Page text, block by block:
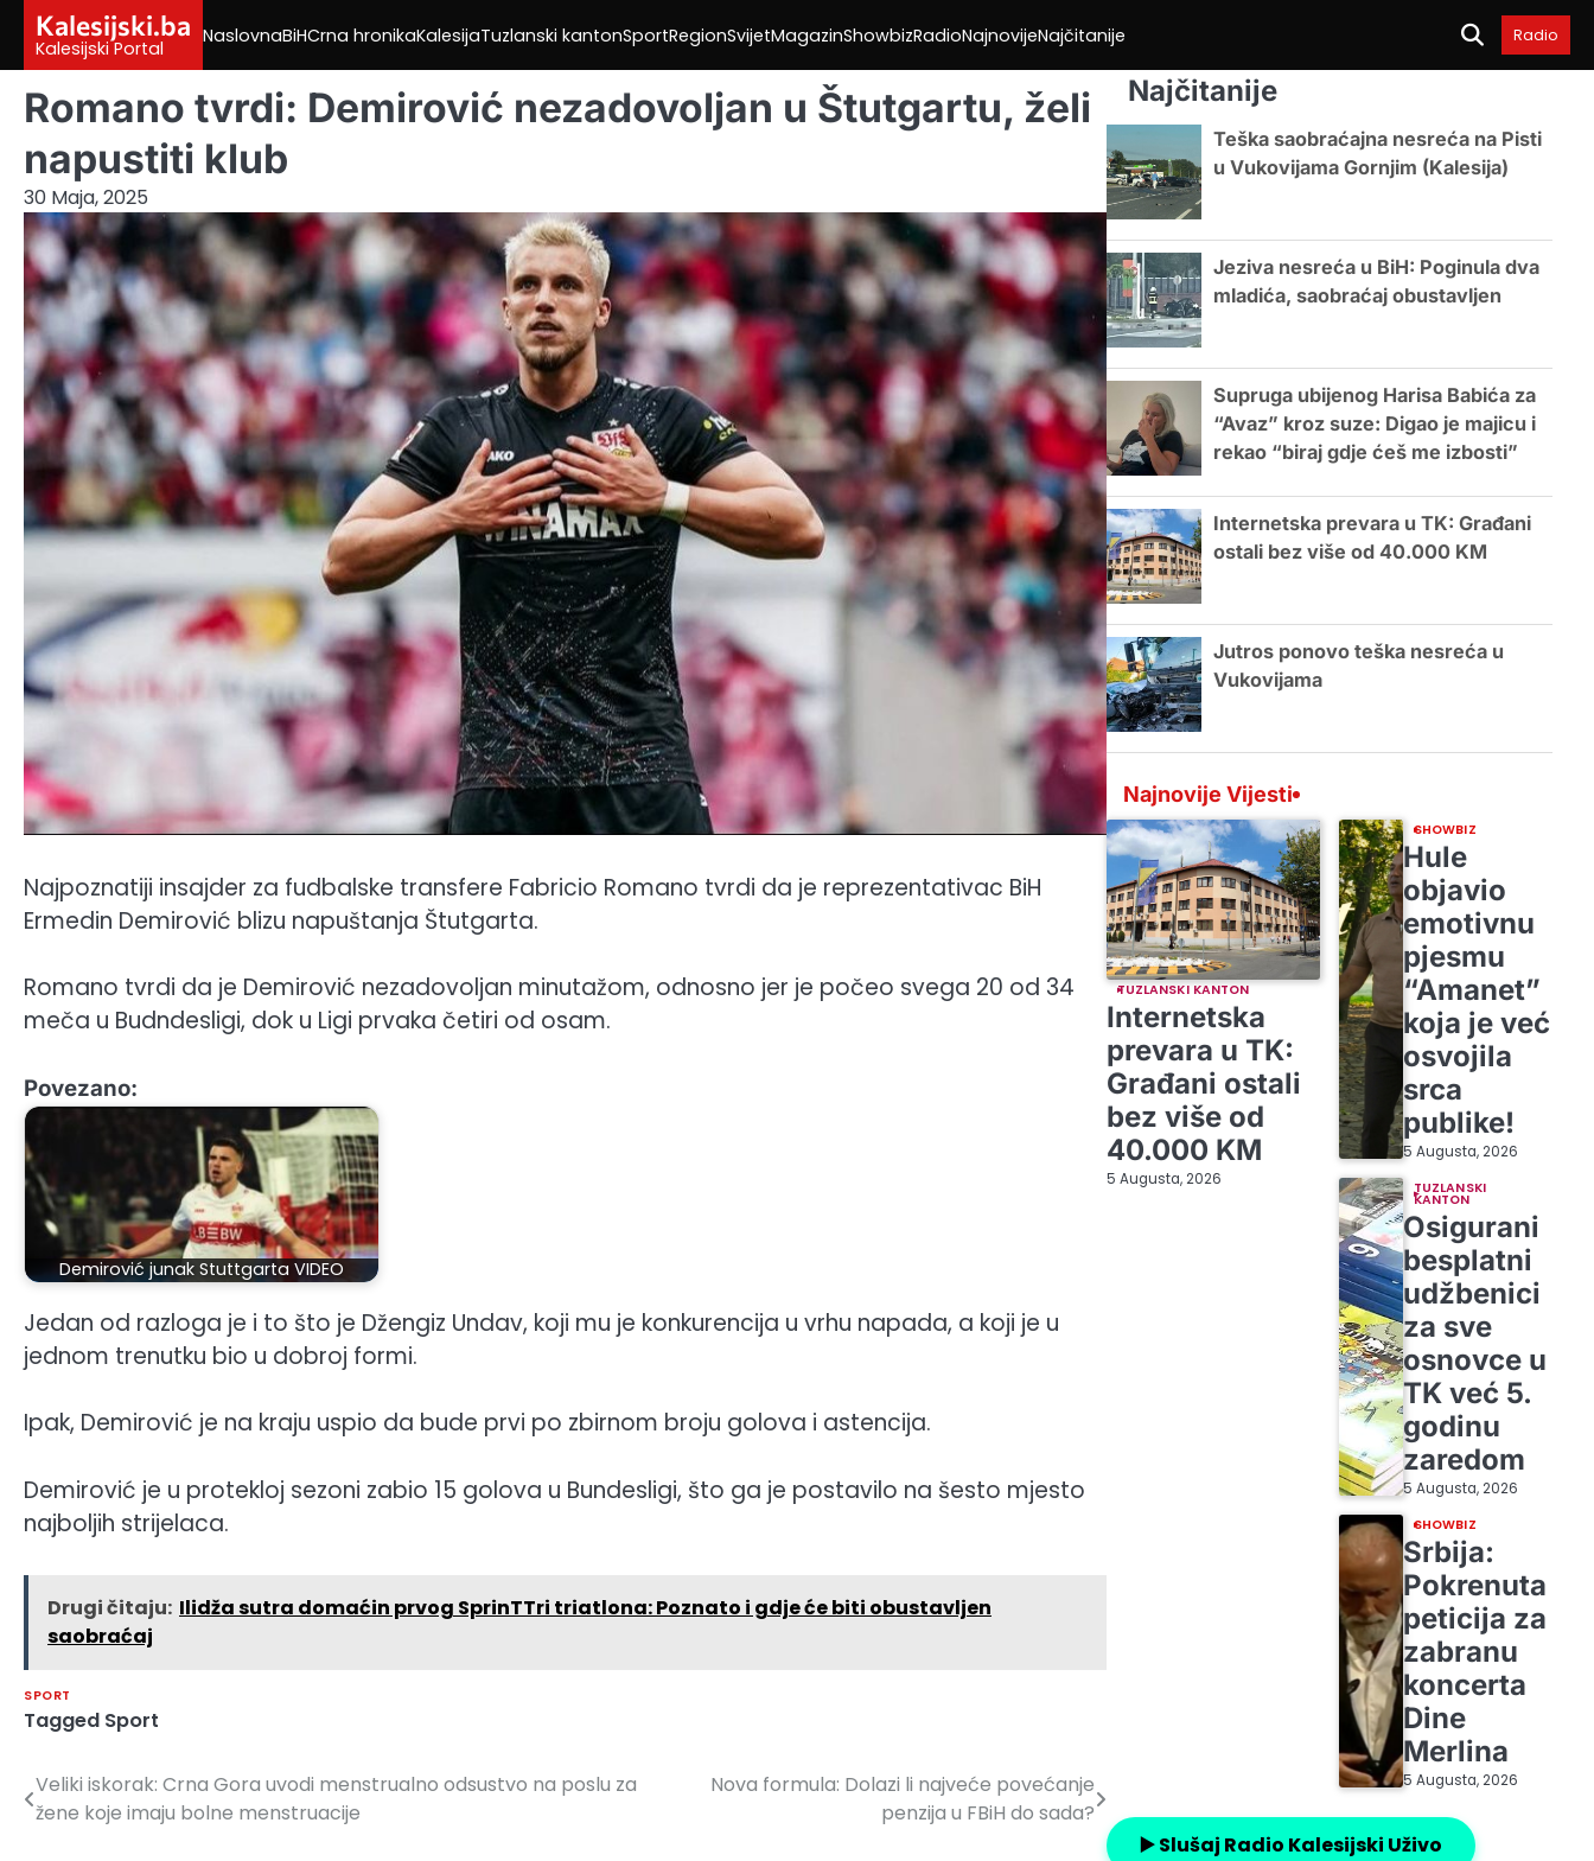
content
Kalesijski.ba
Kalesijski Portal
NaslovnaBiHCrna hronikaKalesijaTuzlanski kantonSportRegionSvijetMagazinShowbizRadioNajnovijeNajčitanije Radio
Romano tvrdi: Demirović nezadovoljan u Štutgartu, želi
napustiti klub
30 Maja, 2025
Najpoznatiji insajder za fudbalske transfere Fabricio Romano tvrdi da je reprezentativac BiH
Ermedin Demirović blizu napuštanja Štutgarta.
Romano tvrdi da je Demirović nezadovoljan minutažom, odnosno jer je počeo svega 20 od 34
meča u Budndesligi, dok u Ligi prvaka četiri od osam.
Povezano:
Demirović junak Stuttgarta VIDEO
Jedan od razloga je i to što je Džengiz Undav, koji mu je konkurencija u vrhu napada, a koji je u
jednom trenutku bio u dobroj formi.
Ipak, Demirović je na kraju uspio da bude prvi po zbirnom broju golova i astencija.
Demirović je u protekloj sezoni zabio 15 golova u Bundesligi, što ga je postavilo na šesto mjesto
najboljih strijelaca.
Drugi čitaju: Ilidža sutra domaćin prvog SprinTTri triatlona: Poznato i gdje će biti obustavljen
saobraćaj
SPORT
Tagged Sport
Navigacija
članaka
Veliki iskorak: Crna Gora uvodi menstrualno odsustvo na poslu za
žene koje imaju bolne menstruacije
Nova formula: Dolazi li najveće povećanje
penzija u FBiH do sada?
Najčitanije
Teška saobraćajna nesreća na Pisti
u Vukovijama Gornjim (Kalesija)
Jeziva nesreća u BiH: Poginula dva
mladića, saobraćaj obustavljen
Supruga ubijenog Harisa Babića za
“Avaz” kroz suze: Digao je majicu i
rekao “biraj gdje ćeš me izbosti”
Internetska prevara u TK: Građani
ostali bez više od 40.000 KM
Jutros ponovo teška nesreća u
Vukovijama
Najnovije Vijesti
TUZLANSKI KANTON
Internetska
prevara u TK:
Građani ostali
bez više od
40.000 KM
5 Augusta, 2026
SHOWBIZ
Hule
objavio
emotivnu
pjesmu
“Amanet”
koja je već
osvojila
srca
publike!
5 Augusta, 2026
TUZLANSKI
KANTON
Osigurani
besplatni
udžbenici
za sve
osnovce u
TK već 5.
godinu
zaredom
5 Augusta, 2026
SHOWBIZ
Srbija:
Pokrenuta
peticija za
zabranu
koncerta
Dine
Merlina
5 Augusta, 2026
▶️ Slušaj Radio Kalesijski Uživo